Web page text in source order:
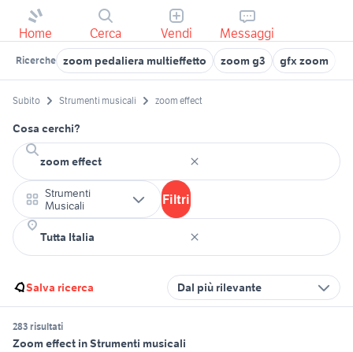
Home Cerca Vendi Messaggi
Ricerche zoom pedaliera multieffetto zoom g3 gfx zoom
Subito Strumenti musicali zoom effect
Cosa cerchi?
Strumenti
Musicali
Filtri
Salva ricerca Dal più rilevante
283 risultati
Zoom effect in Strumenti musicali